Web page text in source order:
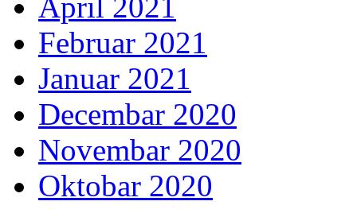
April 2021
Februar 2021
Januar 2021
Decembar 2020
Novembar 2020
Oktobar 2020